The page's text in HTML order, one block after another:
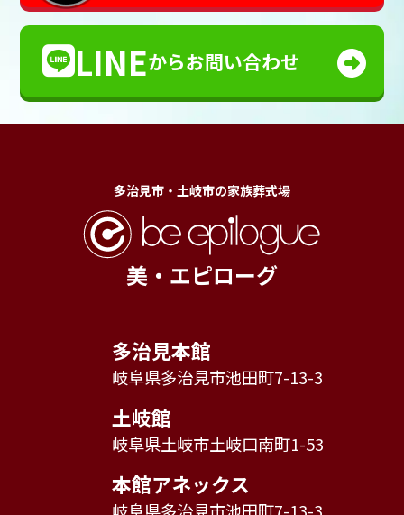
LINEからお問い合わせ
多治見市・土岐市の家族葬式場
美・エピローグ
多治見本館
岐阜県多治見市池田町7-13-3
土岐館
岐阜県土岐市土岐口南町1-53
本館アネックス